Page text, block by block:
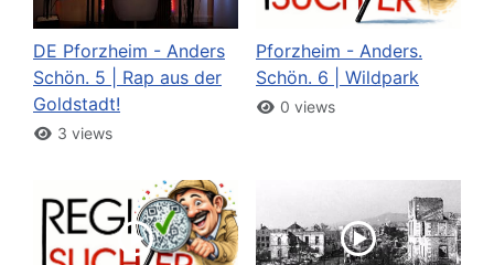
DE Pforzheim - Anders
Schön. 5 | Rap aus der
Goldstadt!
3 views
Pforzheim - Anders.
Schön. 6 | Wildpark
0 views